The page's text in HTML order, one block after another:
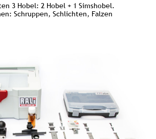
3 Hobel: 2 Hobel + 1 Simshobel.
Schruppen, Schlichten, Falzen